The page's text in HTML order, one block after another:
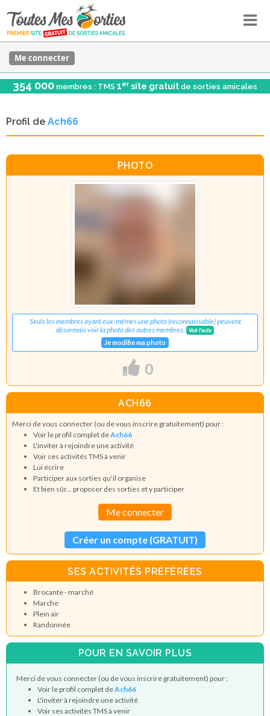
Me connecter
354 000 membres : TMS 1er site gratuit de sorties amicales
Profil de Ach66
PHOTO
Seuls les membres ayant eux-mêmes une photo (reconnaissable) peuvent
désormais voir la photo des autres membres.
Voir l'actu
Je modifie ma photo
0
ACH66
Merci de vous connecter (ou de vous inscrire gratuitement) pour :
Voir le profil complet deAch66
L'inviter à rejoindre une activité
Voir ses activités TMS à venir
Lui écrire
Participer aux sorties qu'il organise
Et bien sûr... proposer des sorties et y participer
Me connecter
Créer un compte (GRATUIT)
SES ACTIVITÉS PRÉFÉRÉES
Brocante - marché
Marche
Plein air
Randonnée
POUR EN SAVOIR PLUS
Merci de vous connecter (ou de vous inscrire gratuitement) pour :
Voir le profil complet deAch66
L'inviter à rejoindre une activité
Voir ses activités TMS à venir